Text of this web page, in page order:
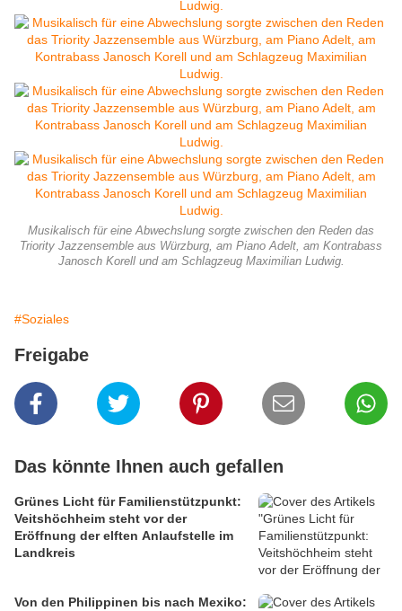
Musikalisch für eine Abwechslung sorgte zwischen den Reden das
Triority Jazzensemble aus Würzburg, am Piano Adelt, am Kontrabass
Janosch Korell und am Schlagzeug Maximilian Ludwig.
#Soziales
Freigabe
Das könnte Ihnen auch gefallen
Grünes Licht für Familienstützpunkt:
Veitshöchheim steht vor der
Eröffnung der elften Anlaufstelle im
Landkreis
Von den Philippinen bis nach Mexiko: